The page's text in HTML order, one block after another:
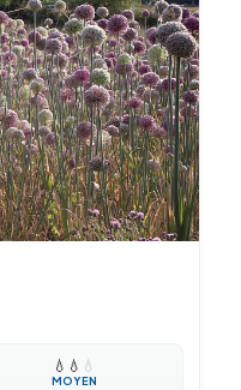
💧 💧 💧
MOYEN